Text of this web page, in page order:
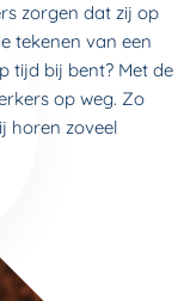
zorgen dat zij op
tekenen van een
tijd bij bent? Met de
op weg. Zo
horen zoveel